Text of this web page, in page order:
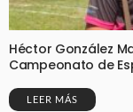
Héctor González
Campeonato de
LEER MÁS